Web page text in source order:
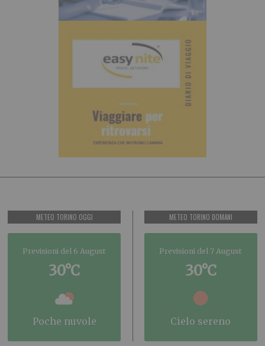
METEO TORINO OGGI
Previsioni del 6 August
30°C
poche nuvole
METEO TORINO DOMANI
Previsioni del 7 August
30°C
cielo sereno